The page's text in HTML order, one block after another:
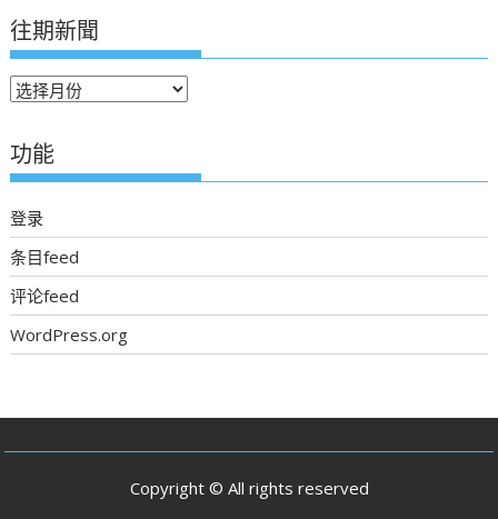
往期新聞
往
新
聞
功能
登录
条目feed
评论feed
WordPress.org
Copyright © All rights reserved